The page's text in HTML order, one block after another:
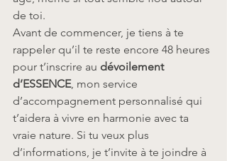
de toi.
Avant de commencer, je tiens à te
rappeler qu’il te reste encore 48 heures
pour t’inscrire au dévoilement
d’ESSENCE, mon service
d’accompagnement personnalisé qui
t’aidera à vivre en harmonie avec ta
vraie nature. Si tu veux plus
d’informations, je t’invite à te joindre à